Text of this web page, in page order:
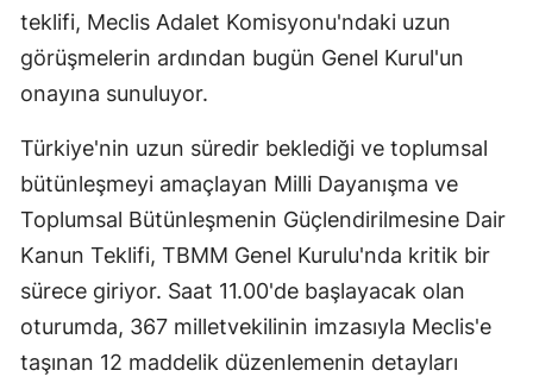
teklifi, Meclis Adalet Komisyonu'ndaki uzun
görüşmelerin ardından bugün Genel Kurul'un
onayına sunuluyor.
Türkiye'nin uzun süredir beklediği ve toplumsal
bütünleşmeyi amaçlayan Milli Dayanışma ve
Toplumsal Bütünleşmenin Güçlendirilmesine Dair
Kanun Teklifi, TBMM Genel Kurulu'nda kritik bir
sürece giriyor. Saat 11.00'de başlayacak olan
oturumda, 367 milletvekilinin imzasıyla Meclis'e
taşınan 12 maddelik düzenlemenin detayları